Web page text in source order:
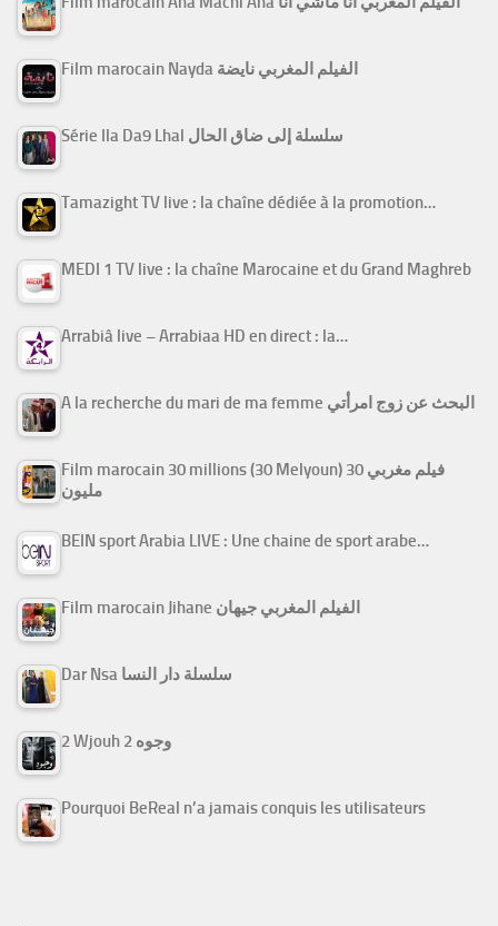
Film marocain Nayda الفيلم المغربي نايضة
Série Ila Da9 Lhal سلسلة إلى ضاق الحال
Tamazight TV live : la chaîne dédiée à la promotion…
MEDI 1 TV live : la chaîne Marocaine et du Grand Maghreb
Arrabiâ live – Arrabiaa HD en direct : la…
A la recherche du mari de ma femme البحث عن زوج امرأتي
Film marocain 30 millions (30 Melyoun) فيلم مغربي 30
مليون
BEIN sport Arabia LIVE : Une chaine de sport arabe…
Film marocain Jihane الفيلم المغربي جيهان
Dar Nsa سلسلة دار النسا
2 Wjouh 2 وجوه
Pourquoi BeReal n’a jamais conquis les utilisateurs